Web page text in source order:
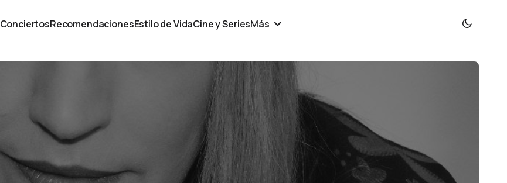
ConciertosRecomendacionesEstilo de VidaCine y SeriesMás